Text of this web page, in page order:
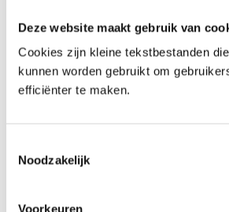
Deze website maakt gebruik van
Cookies zijn kleine tekstbestanden
kunnen worden gebruikt om
efficiënter te maken.
Noodzakelijk
Voorkeuren
Consegna gratuita
Opinioni di altri clienti